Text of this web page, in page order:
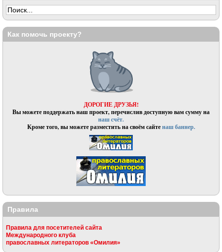
Как помочь проекту?
ДОРОГИЕ ДРУЗЬЯ!
Вы можете поддержать наш проект, перечислив доступную вам сумму на
наш счёт.
Кроме того, вы можете разместить на своём сайтенаш баннер.
Правила
Правила для посетителей сайта
Международного клуба
православных литераторов «Омилия»